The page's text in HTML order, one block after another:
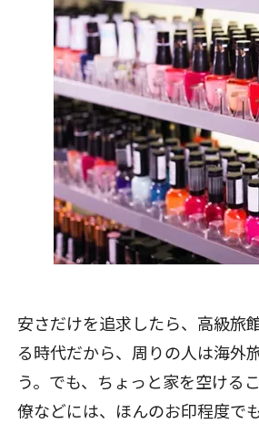
安さだけを追求したら、高級旅
る時代だから、周りの人は海外
う。でも、ちょっと家を空ける
僚などには、ほんのお印程度で